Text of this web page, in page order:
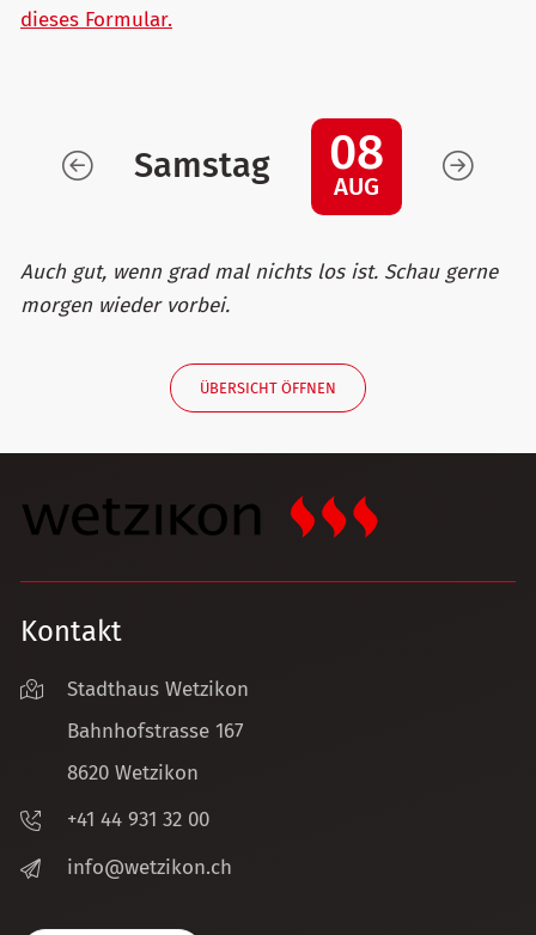
dieses Formular.
Samstag 08
AUG
Auch gut, wenn grad mal nichts los ist. Schau gerne
morgen wieder vorbei.
ÜBERSICHT ÖFFNEN
Kontakt
Stadthaus Wetzikon
Bahnhofstrasse 167
8620 Wetzikon
+41 44 931 32 00
nf
w tz k n ch